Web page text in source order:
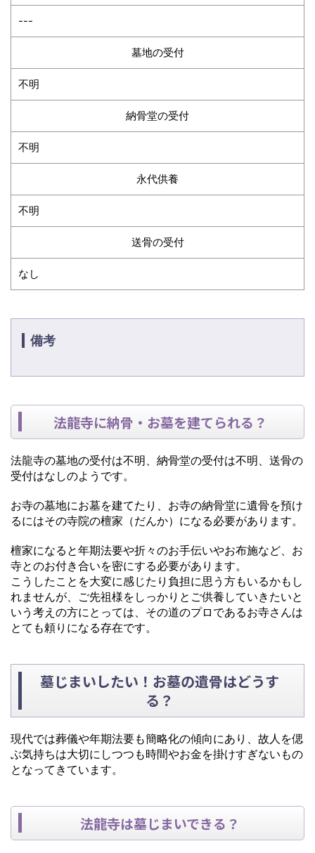
---
墓地の受付
不明
納骨堂の受付
不明
永代供養
不明
送骨の受付
なし
備考
法龍寺に納骨・お墓を建てられる？
法龍寺の墓地の受付は不明、納骨堂の受付は不明、送骨の
受付はなしのようです。
お寺の墓地にお墓を建てたり、お寺の納骨堂に遺骨を預け
るにはその寺院の檀家（だんか）になる必要があります。
檀家になると年期法要や折々のお手伝いやお布施など、お
寺とのお付き合いを密にする必要があります。
こうしたことを大変に感じたり負担に思う方もいるかもし
れませんが、ご先祖様をしっかりとご供養していきたいと
いう考えの方にとっては、その道のプロであるお寺さんは
とても頼りになる存在です。
墓じまいしたい！お墓の遺骨はどうす
る？
現代では葬儀や年期法要も簡略化の傾向にあり、故人を偲
ぶ気持ちは大切にしつつも時間やお金を掛けすぎないもの
となってきています。
法龍寺は墓じまいできる？